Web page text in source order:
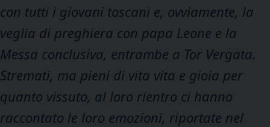
con tutti i giovani toscani e, ovviamente, la
veglia di preghiera con papa Leone e la
Messa conclusiva, entrambe a Tor Vergata.
Stremati, ma pieni di vita vita e gioia per
quanto vissuto, al loro rientro ci hanno
raccontato le loro emozioni, riportate nel